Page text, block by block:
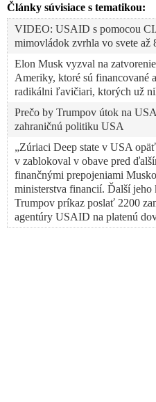
Články súvisiace s tematikou:
VIDEO: USAID s pomocou
mimovládok zvrhla vo svete až
Elon Musk vyzval na
Ameriky, ktoré sú financované
radikálni ľavičiari, ktorých už
Prečo by Trumpov útok na
zahraničnú politiku USA
„Zúriaci Deep state v USA
v zablokoval v obave pred
finančnými prepojeniami
ministerstva financií. Ďalší jeho
Trumpov príkaz poslať 2200
agentúry USAID na platenú
Americký prezident Donald